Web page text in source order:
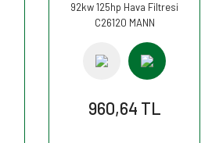
92kw 125hp Hava Filtresi
C26120 MANN
960,64 TL